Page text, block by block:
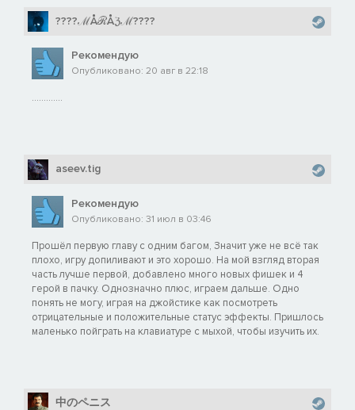
????ℳÅℛÅℨℳ????
Рекомендую
Опубликовано: 20 авг в 22:18
.............
aseev.tig
Рекомендую
Опубликовано: 31 июл в 03:46
Прошёл первую главу с одним багом, Значит уже не всё так
плохо, игру допиливают и это хорошо. На мой взгляд вторая
часть лучше первой, добавлено много новых фишек и 4
герой в пачку. Однозначно плюс, играем дальше. Одно
понять не могу, играя на джойстике как посмотреть
отрицательные и положительные статус эффекты. Пришлось
маленько пойграть на клавиатуре с мыхой, чтобы изучить их.
中のペニス